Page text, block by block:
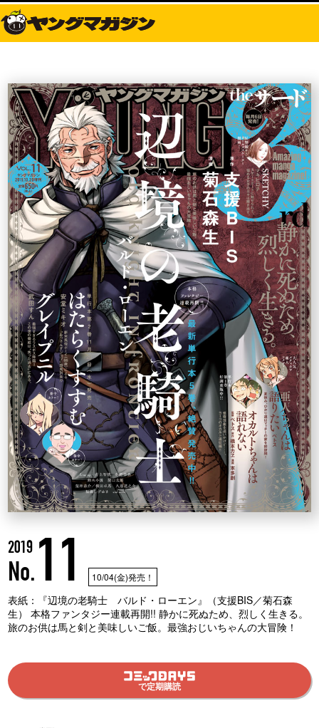
2019
No.11 10/04(金)発売！
表紙：『辺境の老騎士 バルド・ローエン』（支援BIS／菊石森
生） 本格ファンタジー連載再開!! 静かに死ぬため、烈しく生きる。
旅のお供は馬と剣と美味しいご飯。最強おじいちゃんの大冒険！
で定期購読